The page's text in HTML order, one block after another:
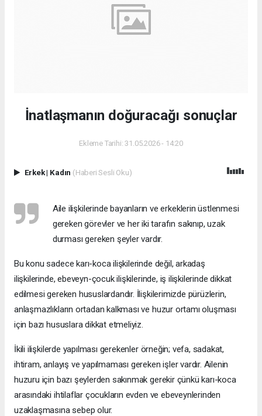
İnatlaşmanın doğuracağı sonuçlar
Ekleme Tarihi: 31.05.2026 - 14:20
Erkek| Kadın (Haberi Sesli Oku)
Aile ilişkilerinde bayanların ve erkeklerin üstlenmesi
gereken görevler ve her iki tarafın sakınıp, uzak
durması gereken şeyler vardır.
Bu konu sadece karı-koca ilişkilerinde değil, arkadaş
ilişkilerinde, ebeveyn-çocuk ilişkilerinde, iş ilişkilerinde dikkat
edilmesi gereken hususlardandır. İlişkilerimizde pürüzlerin,
anlaşmazlıkların ortadan kalkması ve huzur ortamı oluşması
için bazı hususlara dikkat etmeliyiz.
İkili ilişkilerde yapılması gerekenler örneğin; vefa, sadakat,
ihtiram, anlayış ve yapılmaması gereken işler vardır. Ailenin
huzuru için bazı şeylerden sakınmak gerekir çünkü karı-koca
arasındaki ihtilaflar çocukların evden ve ebeveynlerinden
uzaklaşmasına sebep olur.